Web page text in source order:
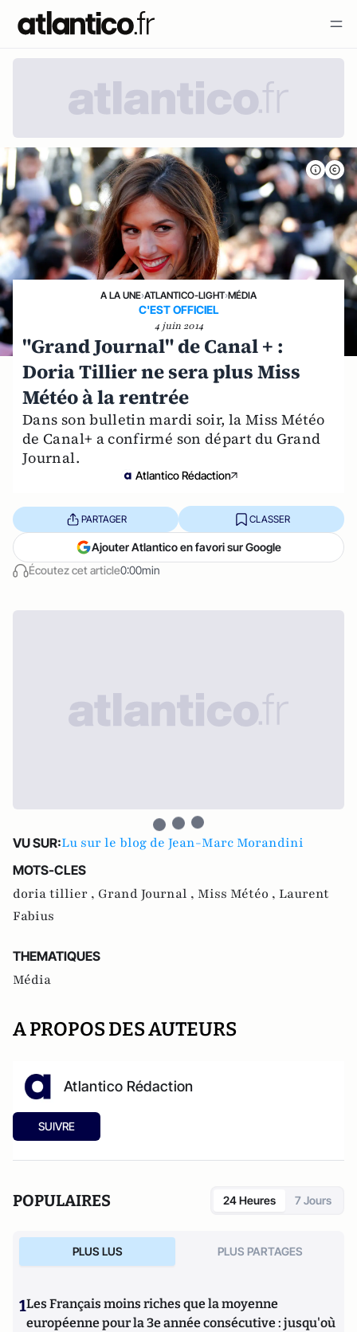
A LA UNE›ATLANTICO-LIGHT›MÉDIA
C'EST OFFICIEL
4 juin 2014
"Grand Journal" de Canal + :
Doria Tillier ne sera plus Miss
Météo à la rentrée
Dans son bulletin mardi soir, la Miss Météo
de Canal+ a confirmé son départ du Grand
Journal.
Atlantico Rédaction
Écoutez cet article0:00min
PARTAGER CLASSER
Ajouter Atlantico en favori sur Google
VU SUR:Lu sur le blog de Jean-Marc Morandini
MOTS-CLES
doria tillier , Grand Journal , Miss Météo , Laurent
Fabius
THEMATIQUES
Média
A PROPOS DES AUTEURS
Atlantico Rédaction
SUIVRE
POPULAIRES 24 Heures 7 Jours
PLUS LUS PLUS PARTAGES
1Les Français moins riches que la moyenne
européenne pour la 3e année consécutive : jusqu'où